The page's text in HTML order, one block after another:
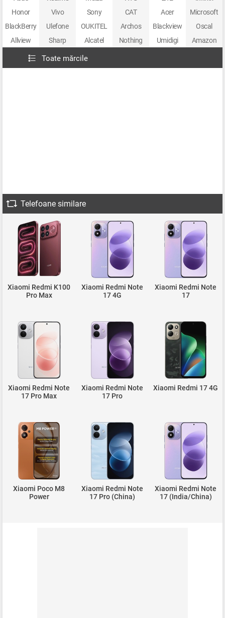
Honor
Vivo Sony CAT Acer
Microsoft
BlackBerry
Ulefone OUKITEL Archos Blackview
Oscal
Allview
Sharp Alcatel Nothing Umidigi Amazon
Toate mărcile
Telefoane similare
Xiaomi Redmi K100
Pro Max
Xiaomi Redmi Note
17 4G
Xiaomi Redmi Note
17
Xiaomi Redmi Note
17 Pro Max
Xiaomi Redmi Note
17 Pro
Xiaomi Redmi 17 4G
Xiaomi Poco M8
Power
Xiaomi Redmi Note
17 Pro (China)
Xiaomi Redmi Note
17 (India/China)